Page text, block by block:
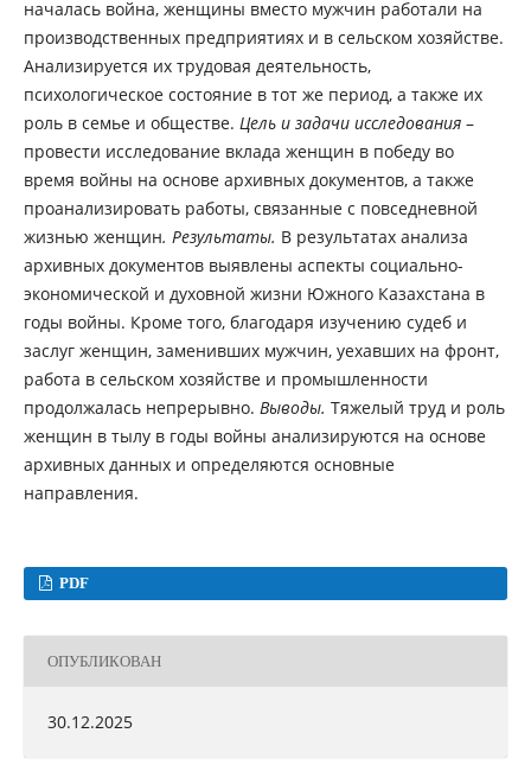
началась война, женщины вместо мужчин работали на
производственных предприятиях и в сельском хозяйстве.
Анализируется их трудовая деятельность,
психологическое состояние в тот же период, а также их
роль в семье и обществе. Цель и задачи исследования–
провести исследование вклада женщин в победу во
время войны на основе архивных документов, а также
проанализировать работы, связанные с повседневной
жизнью женщин. Результаты. В результатах анализа
архивных документов выявлены аспекты социально-
экономической и духовной жизни Южного Казахстана в
годы войны. Кроме того, благодаря изучению судеб и
заслуг женщин, заменивших мужчин, уехавших на фронт,
работа в сельском хозяйстве и промышленности
продолжалась непрерывно. Выводы. Тяжелый труд и роль
женщин в тылу в годы войны анализируются на основе
архивных данных и определяются основные
направления.
PDF
ОПУБЛИКОВАН
30.12.2025